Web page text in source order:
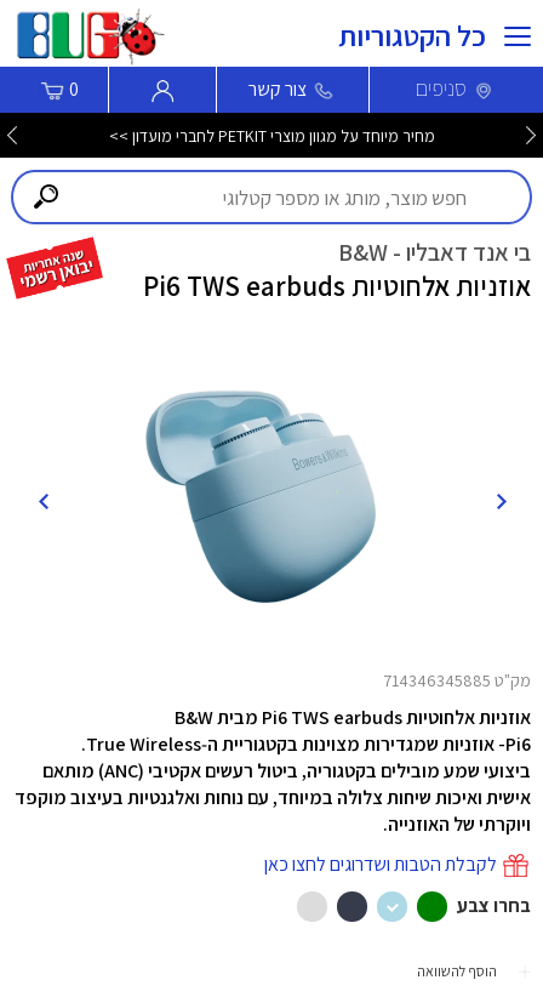
כל הקטגוריות
סניפים צור קשר 0
מחיר מיוחד על מגוון מוצרי PETKIT לחברי מועדון >>
בי אנד דאבליו - B&W
אוזניות אלחוטיות Pi6 TWS earbuds
מק"ט 714346345885
אוזניות אלחוטיות Pi6 TWS earbuds מבית
B&W
Pi6- אוזניות שמגדירות מצוינות בקטגוריית ה‑True Wireless.
ביצועי שמע מובילים בקטגוריה, ביטול רעשים אקטיבי (ANC) מותאם
אישית ואיכות שיחות צלולה במיוחד, עם נוחות ואלגנטיות בעיצוב מוקפד
ויוקרתי של האוזנייה.
לקבלת הטבות ושדרוגים לחצו כאן
בחרו צבע
הוסף להשוואה